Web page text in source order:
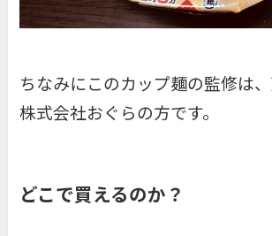
ちなみにこのカップ麺の監修は
株式会社おぐらの方です。
どこで買えるのか？